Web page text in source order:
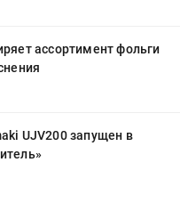
ассортимент фольги
UJV200 запущен в